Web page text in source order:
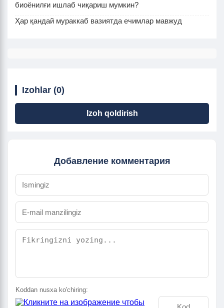
биоёнилғи ишлаб чиқариш мумкин?
Ҳар қандай мураккаб вазиятда ечимлар мавжуд
Izohlar (0)
Izoh qoldirish
Добавление комментария
Koddan nusxa ko'chiring: